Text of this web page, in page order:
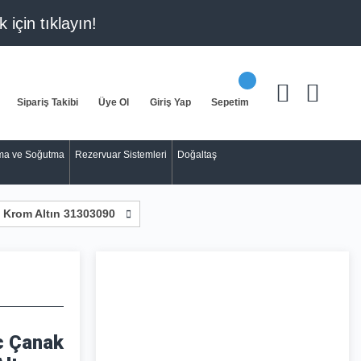
için tıklayın!
Sipariş Takibi Üye Ol Giriş Yap Sepetim
ve Soğutma Rezervuar Sistemleri Doğaltaş
Altın 31303090
Çanak